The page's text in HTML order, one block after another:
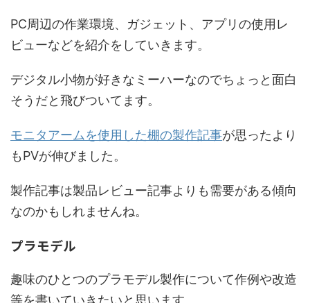
PC周辺の作業環境、ガジェット、アプリの使用レ
ビューなどを紹介をしていきます。
デジタル小物が好きなミーハーなのでちょっと面白
そうだと飛びついてます。
モニタアームを使用した棚の製作記事が思ったより
もPVが伸びました。
製作記事は製品レビュー記事よりも需要がある傾向
なのかもしれませんね。
プラモデル
趣味のひとつのプラモデル製作について作例や改造
等を書いていきたいと思います。